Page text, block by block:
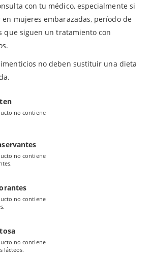
con tu médico, especialmente si
mujeres embarazadas, período de
que siguen un tratamiento con
no deben sustituir una dieta
no contiene
no contiene
no contiene
no contiene
lácteos.